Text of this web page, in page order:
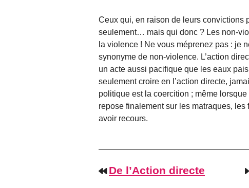
Ceux qui, en raison de leurs convictions
seulement… mais qui donc ? Les non-
la violence ! Ne vous méprenez pas : je
synonyme de non-violence. L’action
un acte aussi pacifique que les eaux
seulement croire en l’action directe,
politique est la coercition ; même
repose finalement sur les matraques,
avoir recours.
De l’Action directe